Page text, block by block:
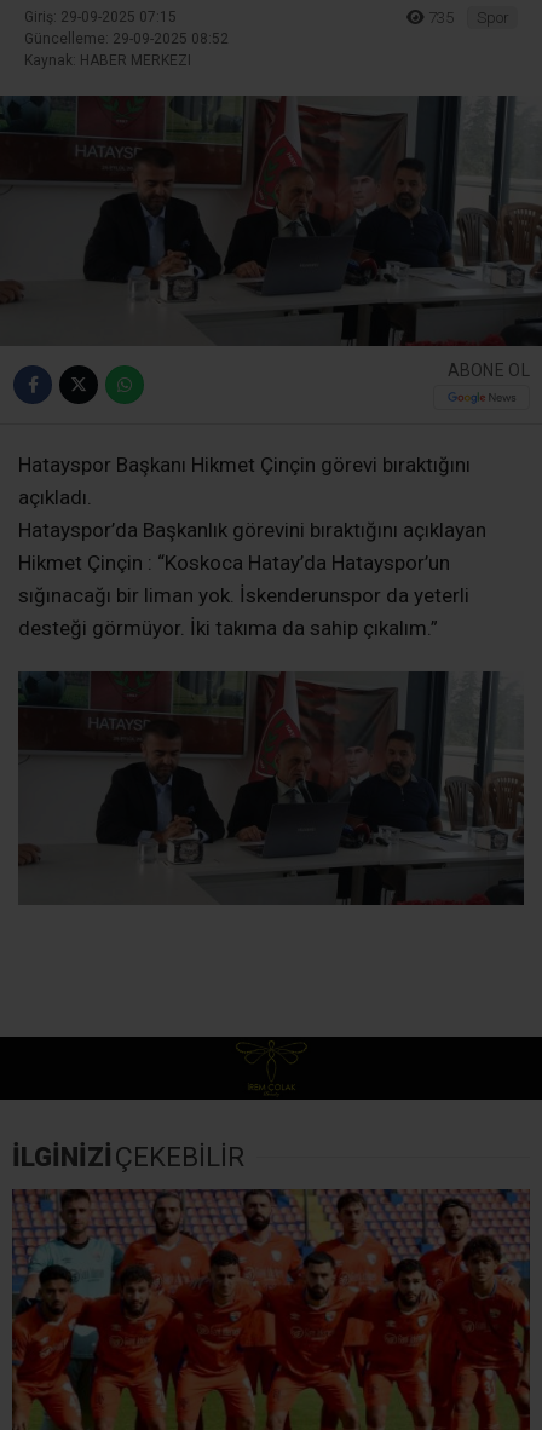
Giriş: 29-09-2025 07:15
Güncelleme: 29-09-2025 08:52
Kaynak: HABER MERKEZI
735 Spor
ABONE OL
Hatayspor Başkanı Hikmet Çinçin görevi bıraktığını
açıkladı.
Hatayspor’da Başkanlık görevini bıraktığını açıklayan
Hikmet Çinçin : “Koskoca Hatay’da Hatayspor’un
sığınacağı bir liman yok. İskenderunspor da yeterli
desteği görmüyor. İki takıma da sahip çıkalım.”
İLGİNİZİ ÇEKEBİLİR